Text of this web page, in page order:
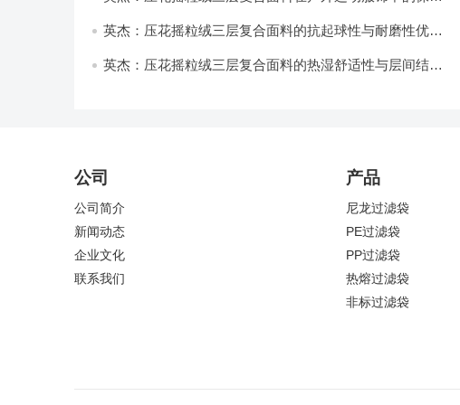
英杰：压花摇粒绒三层复合面料的抗起球性与耐磨性优化
英杰：压花摇粒绒三层复合面料的热湿舒适性与层间结合
公司
公司简介
新闻动态
企业文化
联系我们
产品
尼龙过滤袋
PE过滤袋
PP过滤袋
热熔过滤袋
非标过滤袋